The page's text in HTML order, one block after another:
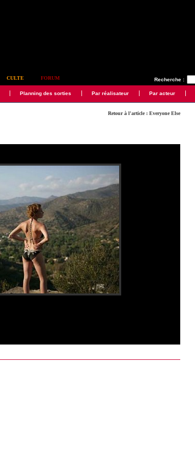
Recherche :
CULTE FORUM
Planning des sorties Par réalisateur Par acteur
Retour à l'article : Everyone Else